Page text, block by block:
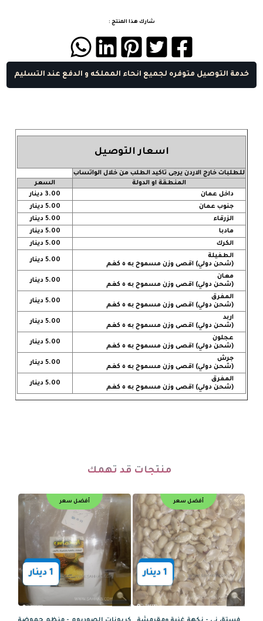
شارك هذا المنتج :
خدمة التوصيل متوفره لجميع انحاء المملكه و الدفع عند التسليم
اسعار التوصيل
للطلبات خارج الاردن يرجى تاكيد الطلب من خلال الواتساب
المنطقة او الدولة
السعر
داخل عمان
3.00 دينار
جنوب عمان
5.00 دينار
الزرقاء
5.00 دينار
مادبا
5.00 دينار
الكرك
5.00 دينار
الطفيلة
(شحن دولي) اقصى وزن مسموح به ٥ كغم
5.00 دينار
معان
(شحن دولي) اقصى وزن مسموح به ٥ كغم
5.00 دينار
المفرق
(شحن دولي) اقصى وزن مسموح به ٥ كغم
5.00 دينار
اربد
(شحن دولي) اقصى وزن مسموح به ٥ كغم
5.00 دينار
عجلون
(شحن دولي) اقصى وزن مسموح به ٥ كغم
5.00 دينار
جرش
(شحن دولي) اقصى وزن مسموح به ٥ كغم
5.00 دينار
المفرق
(شحن دولي) اقصى وزن مسموح به ٥ كغم
5.00 دينار
منتجات قد تهمك